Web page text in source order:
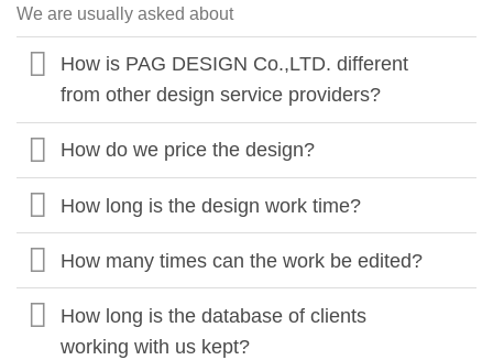
We are usually asked about
How is PAG DESIGN Co.,LTD. different
from other design service providers?
How do we price the design?
How long is the design work time?
How many times can the work be edited?
How long is the database of clients
working with us kept?